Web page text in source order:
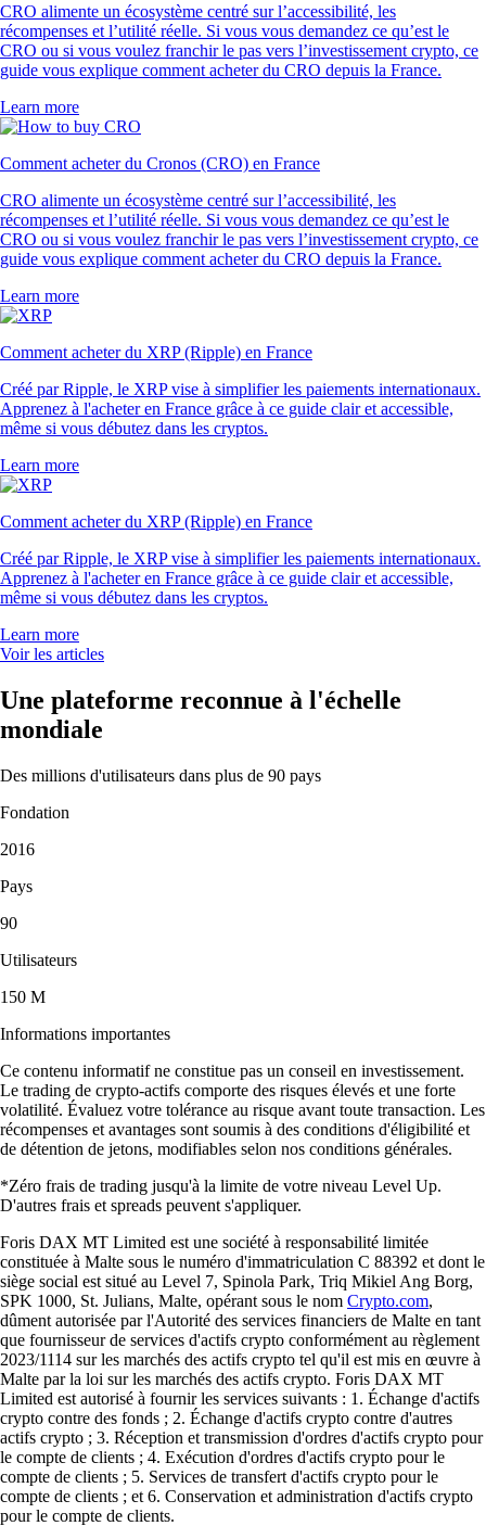
CRO alimente un écosystème centré sur l’accessibilité, les
récompenses et l’utilité réelle. Si vous vous demandez ce qu’est le
CRO ou si vous voulez franchir le pas vers l’investissement crypto, ce
guide vous explique comment acheter du CRO depuis la France.
Learn more
Comment acheter du Cronos (CRO) en France
CRO alimente un écosystème centré sur l’accessibilité, les
récompenses et l’utilité réelle. Si vous vous demandez ce qu’est le
CRO ou si vous voulez franchir le pas vers l’investissement crypto, ce
guide vous explique comment acheter du CRO depuis la France.
Learn more
Comment acheter du XRP (Ripple) en France
Créé par Ripple, le XRP vise à simplifier les paiements internationaux.
Apprenez à l'acheter en France grâce à ce guide clair et accessible,
même si vous débutez dans les cryptos.
Learn more
Comment acheter du XRP (Ripple) en France
Créé par Ripple, le XRP vise à simplifier les paiements internationaux.
Apprenez à l'acheter en France grâce à ce guide clair et accessible,
même si vous débutez dans les cryptos.
Learn more
Voir les articles
Une plateforme reconnue à l'échelle
mondiale
Des millions d'utilisateurs dans plus de 90 pays
Fondation
2016
Pays
90
Utilisateurs
150 M
Informations importantes
Ce contenu informatif ne constitue pas un conseil en investissement.
Le trading de crypto-actifs comporte des risques élevés et une forte
volatilité. Évaluez votre tolérance au risque avant toute transaction. Les
récompenses et avantages sont soumis à des conditions d'éligibilité et
de détention de jetons, modifiables selon nos conditions générales.
*Zéro frais de trading jusqu'à la limite de votre niveau Level Up.
D'autres frais et spreads peuvent s'appliquer.
Foris DAX MT Limited est une société à responsabilité limitée
constituée à Malte sous le numéro d'immatriculation C 88392 et dont le
siège social est situé au Level 7, Spinola Park, Triq Mikiel Ang Borg,
SPK 1000, St. Julians, Malte, opérant sous le nom Crypto.com,
dûment autorisée par l'Autorité des services financiers de Malte en tant
que fournisseur de services d'actifs crypto conformément au règlement
2023/1114 sur les marchés des actifs crypto tel qu'il est mis en œuvre à
Malte par la loi sur les marchés des actifs crypto. Foris DAX MT
Limited est autorisé à fournir les services suivants : 1. Échange d'actifs
crypto contre des fonds ; 2. Échange d'actifs crypto contre d'autres
actifs crypto ; 3. Réception et transmission d'ordres d'actifs crypto pour
le compte de clients ; 4. Exécution d'ordres d'actifs crypto pour le
compte de clients ; 5. Services de transfert d'actifs crypto pour le
compte de clients ; et 6. Conservation et administration d'actifs crypto
pour le compte de clients.